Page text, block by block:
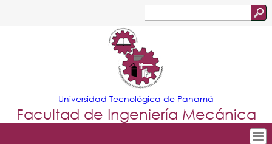
Jump to navigation
de
búsqueda
Universidad Tecnológica de Panamá
Facultad de Ingeniería Mecánica